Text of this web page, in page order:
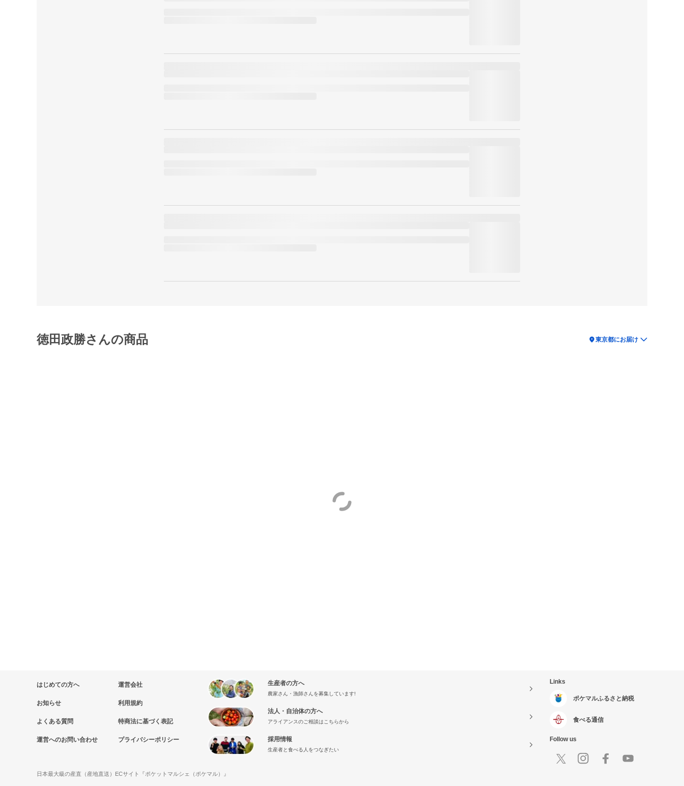
徳田政勝さんの商品 location_on東京都にお届け
はじめての方へ
お知らせ
よくある質問
運営へのお問い合わせ
運営会社
利用規約
特商法に基づく表記
プライバシーポリシー
生産者の方へ
農家さん・漁師さんを募集しています!
法人・自治体の方へ
アライアンスのご相談はこちらから
採用情報
生産者と食べる人をつなぎたい
Links
ポケマルふるさと納税
食べる通信
Follow us
日本最大級の産直（産地直送）ECサイト『ポケットマルシェ（ポケマル）』